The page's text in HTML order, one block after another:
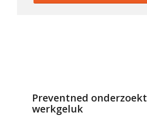
Preventned onderzoekt
werkgeluk